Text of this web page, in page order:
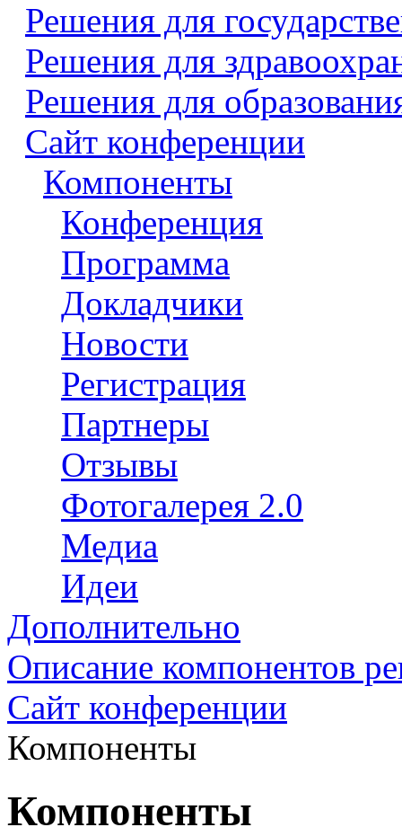
Решения для
Решения для
Решения для
Сайт конференции
Компоненты
Конференция
Программа
Докладчики
Новости
Регистрация
Партнеры
Отзывы
Фотогалерея 2.0
Медиа
Идеи
Дополнительно
Описание компонентов
Сайт конференции
Компоненты
Компоненты